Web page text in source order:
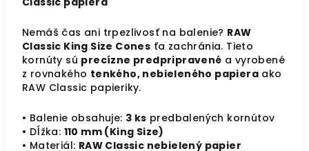
Nemáš čas ani trpezlivosť na balenie? RAW
Classic King Size Cones ťa zachránia. Tieto
kornúty sú precízne predpripravené a vyrobené
z rovnakého tenkého, nebieleného papiera ako
RAW Classic papieriky.
• Balenie obsahuje: 3 ks predbalených kornútov
• Dĺžka: 110 mm (King Size)
• Materiál: RAW Classic nebielený papier